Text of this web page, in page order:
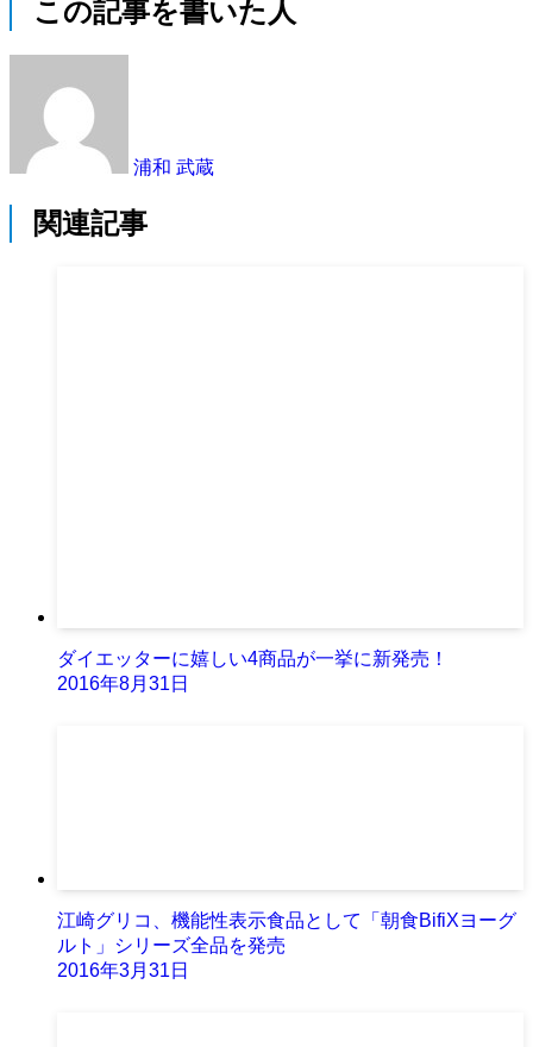
この記事を書いた人
浦和 武蔵
関連記事
ダイエッターに嬉しい4商品が一挙に新発売！
2016年8月31日
江崎グリコ、機能性表示食品として「朝食BifiXヨーグ
ルト」シリーズ全品を発売
2016年3月31日